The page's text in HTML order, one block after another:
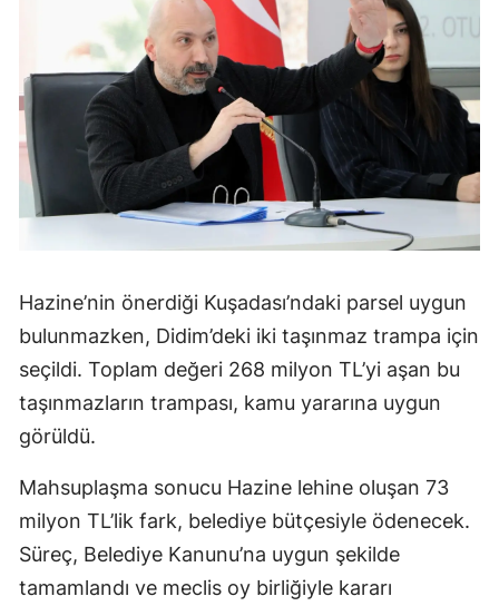
Hazine’nin önerdiği Kuşadası’ndaki parsel uygun
bulunmazken, Didim’deki iki taşınmaz trampa için
seçildi. Toplam değeri 268 milyon TL’yi aşan bu
taşınmazların trampası, kamu yararına uygun
görüldü.
Mahsuplaşma sonucu Hazine lehine oluşan 73
milyon TL’lik fark, belediye bütçesiyle ödenecek.
Süreç, Belediye Kanunu’na uygun şekilde
tamamlandı ve meclis oy birliğiyle kararı